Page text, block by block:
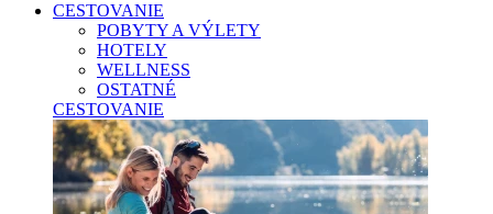
CESTOVANIE
POBYTY A VÝLETY
HOTELY
WELLNESS
OSTATNÉ
CESTOVANIE